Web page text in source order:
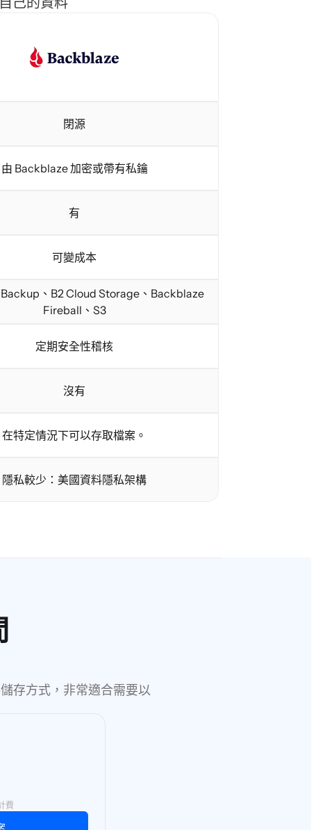
閉源
由 Backblaze 加密或帶有私鑰
有
可變成本
、B2 Cloud Storage、Backblaze
Fireball、S3
定期安全性稽核
沒有
在特定情況下可以存取檔案。
隱私較少：美國資料隱私架構
存方式，非常適合需要以
費